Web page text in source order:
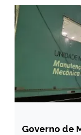
CAPELINHA
Governo de